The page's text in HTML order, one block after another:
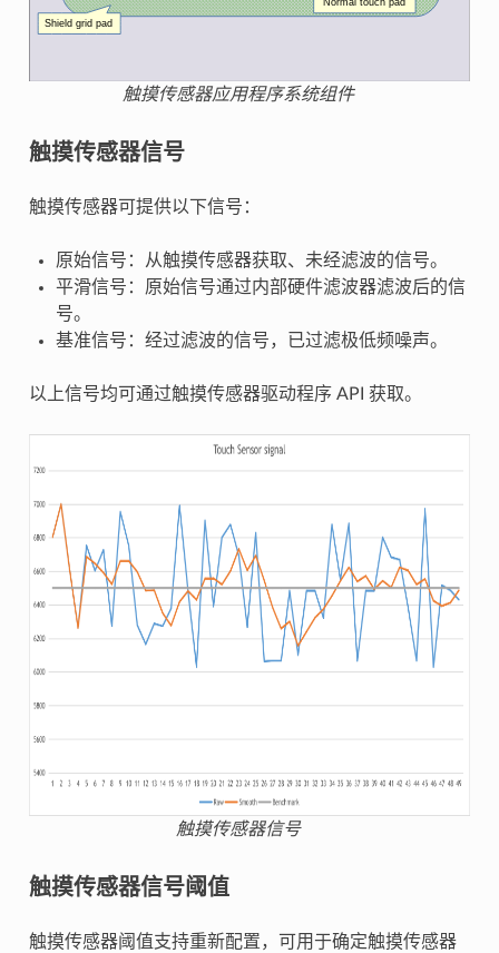
触摸传感器应用程序系统组件
触摸传感器信号
触摸传感器可提供以下信号：
原始信号：从触摸传感器获取、未经滤波的信号。
平滑信号：原始信号通过内部硬件滤波器滤波后的信
号。
基准信号：经过滤波的信号，已过滤极低频噪声。
以上信号均可通过触摸传感器驱动程序 API 获取。
触摸传感器信号
触摸传感器信号阈值
触摸传感器阈值支持重新配置，可用于确定触摸传感器